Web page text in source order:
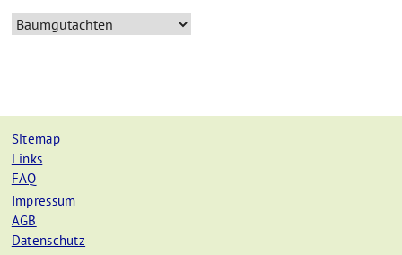
Sitemap
Links
FAQ
Impressum
AGB
Datenschutz